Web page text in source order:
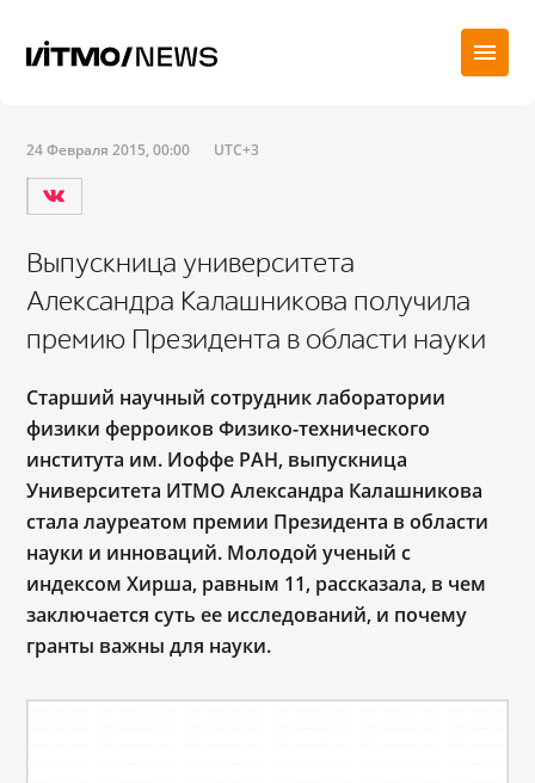
24 Февраля 2015, 00:00 UTC+3
Выпускница университета
Александра Калашникова получила
премию Президента в области науки
Старший научный сотрудник лаборатории
физики ферроиков Физико-технического
института им. Иоффе РАН, выпускница
Университета ИТМО Александра Калашникова
стала лауреатом премии Президента в области
науки и инноваций. Молодой ученый с
индексом Хирша, равным 11, рассказала, в чем
заключается суть ее исследований, и почему
гранты важны для науки.